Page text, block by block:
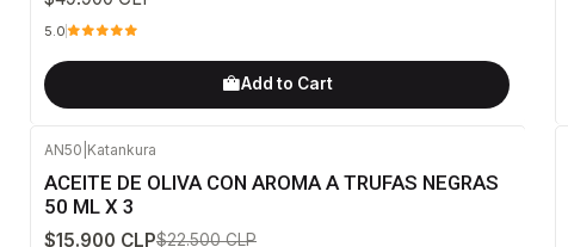
5.0
Add to Cart
AN50 Katankura
ACEITE DE OLIVA CON AROMA A TRUFAS NEGRAS
50 ML X 3
$15.900 CLP$22.500 CLP